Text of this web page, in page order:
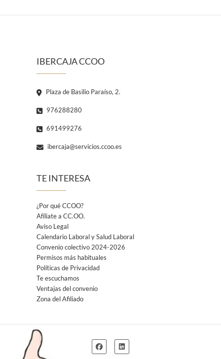
IBERCAJA CCOO
Plaza de Basilio Paraíso, 2.
976288280
691499276
ibercaja@servicios.ccoo.es
TE INTERESA
¿Por qué CCOO?
Afíliate a CC.OO.
Aviso Legal
Calendario Laboral y Salud Laboral
Convenio colectivo 2024-2026
Permisos más habituales
Políticas de Privacidad
Te escuchamos
Ventajas del convenio
Zona del Afiliado